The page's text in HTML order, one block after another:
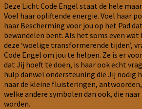
Deze Licht Code Engel staat de hele
Voel haar opliftende energie. Voel haar
haar Bescherming voor jou op het Pad
bewandelen bent. Als het soms even
deze ‘woelige transformerende tijden’,
Code Engel om jou te helpen. Ze is er
dat Jij hoeft te doen, is haar ook echt
hulp danwel ondersteuning die Jij nodig
naar de kleine fluisteringen,
welke andere symbolen dan ook, die
worden.